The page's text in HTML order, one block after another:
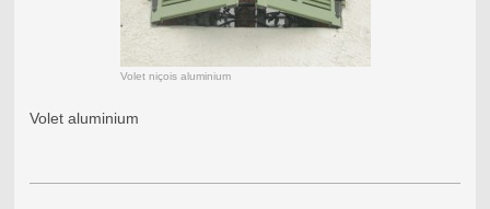
Volet niçois aluminium
Volet aluminium